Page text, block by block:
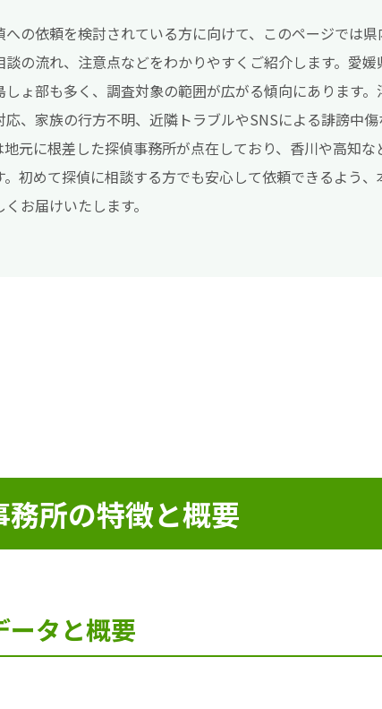
への依頼を検討されている方に向けて、このページでは
談の流れ、注意点などをわかりやすくご紹介します。愛
しょ部も多く、調査対象の範囲が広がる傾向にあります
応、家族の行方不明、近隣トラブルやSNSによる誹謗中
地元に根差した探偵事務所が点在しており、香川や高知
。初めて探偵に相談する方でも安心して依頼できるよう
お届けいたします。
所の特徴と概要
ータと概要